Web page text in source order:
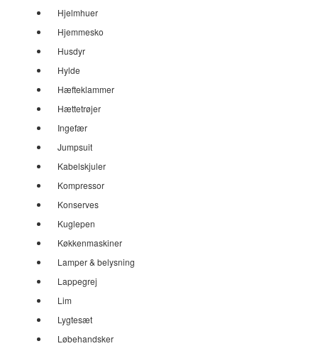
Hjelmhuer
Hjemmesko
Husdyr
Hylde
Hæfteklammer
Hættetrøjer
Ingefær
Jumpsuit
Kabelskjuler
Kompressor
Konserves
Kuglepen
Køkkenmaskiner
Lamper & belysning
Lappegrej
Lim
Lygtesæt
Løbehandsker